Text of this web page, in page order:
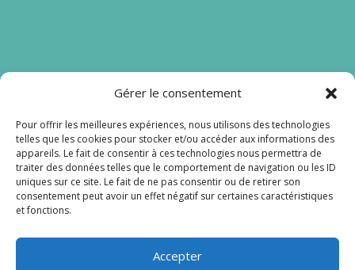
Gérer le consentement
Pour offrir les meilleures expériences, nous utilisons des technologies
telles que les cookies pour stocker et/ou accéder aux informations des
appareils. Le fait de consentir à ces technologies nous permettra de
traiter des données telles que le comportement de navigation ou les ID
uniques sur ce site. Le fait de ne pas consentir ou de retirer son
consentement peut avoir un effet négatif sur certaines caractéristiques
et fonctions.
Accepter
Nos liens
Mentions légales
Lien admin